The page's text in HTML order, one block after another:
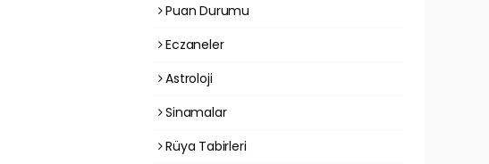
Puan Durumu
Eczaneler
Astroloji
Sinamalar
Rüya Tabirleri